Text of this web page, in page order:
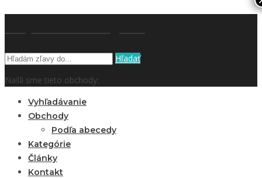
Hľadať
Našli sme tieto obchody:
Vyhľadávanie
Obchody
Podľa abecedy
Kategórie
Články
Kontakt